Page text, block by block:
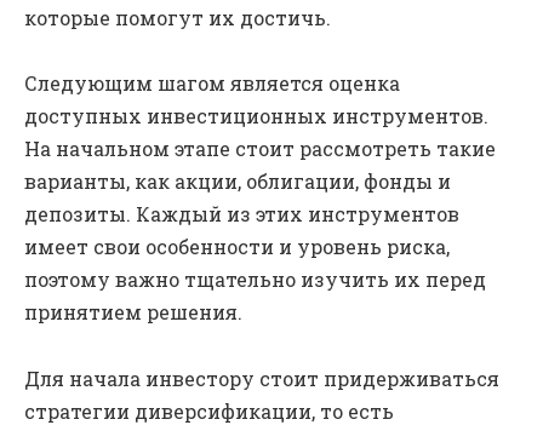
которые помогут их достичь.
Следующим шагом является оценка
доступных инвестиционных инструментов.
На начальном этапе стоит рассмотреть такие
варианты, как акции, облигации, фонды и
депозиты. Каждый из этих инструментов
имеет свои особенности и уровень риска,
поэтому важно тщательно изучить их перед
принятием решения.
Для начала инвестору стоит придерживаться
стратегии диверсификации, то есть